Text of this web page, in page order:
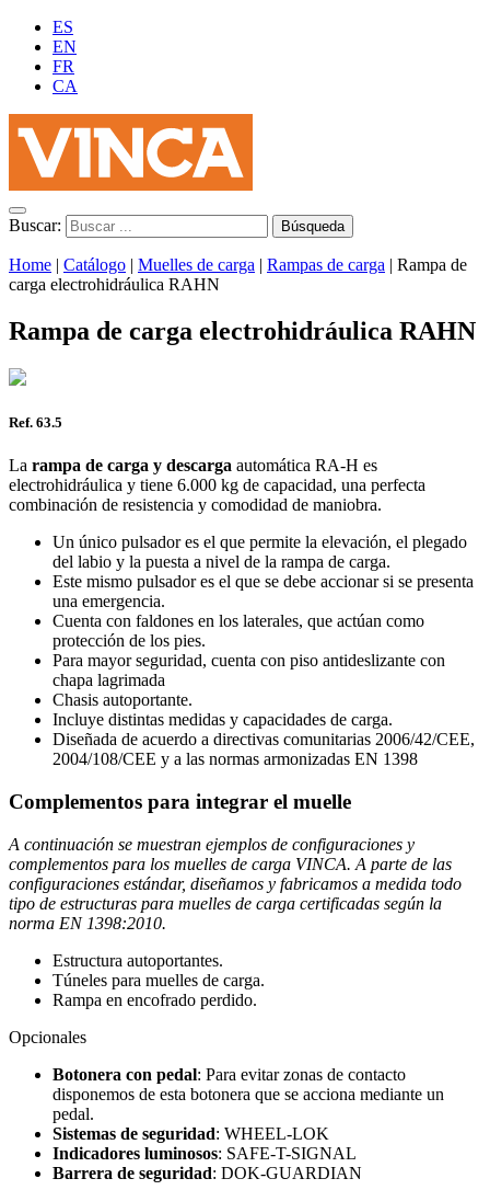
ES
EN
FR
CA
Buscar:
Home | Catálogo | Muelles de carga | Rampas de carga | Rampa de
carga electrohidráulica RAHN
Rampa de carga electrohidráulica RAHN
Ref. 63.5
La rampa de carga y descarga automática RA-H es
electrohidráulica y tiene 6.000 kg de capacidad, una perfecta
combinación de resistencia y comodidad de maniobra.
Un único pulsador es el que permite la elevación, el plegado
del labio y la puesta a nivel de la rampa de carga.
Este mismo pulsador es el que se debe accionar si se presenta
una emergencia.
Cuenta con faldones en los laterales, que actúan como
protección de los pies.
Para mayor seguridad, cuenta con piso antideslizante con
chapa lagrimada
Chasis autoportante.
Incluye distintas medidas y capacidades de carga.
Diseñada de acuerdo a directivas comunitarias 2006/42/CEE,
2004/108/CEE y a las normas armonizadas EN 1398
Complementos para integrar el muelle
A continuación se muestran ejemplos de configuraciones y
complementos para los muelles de carga VINCA. A parte de las
configuraciones estándar, diseñamos y fabricamos a medida todo
tipo de estructuras para muelles de carga certificadas según la
norma EN 1398:2010.
Estructura autoportantes.
Túneles para muelles de carga.
Rampa en encofrado perdido.
Opcionales
Botonera con pedal: Para evitar zonas de contacto
disponemos de esta botonera que se acciona mediante un
pedal.
Sistemas de seguridad: WHEEL-LOK
Indicadores luminosos: SAFE-T-SIGNAL
Barrera de seguridad: DOK-GUARDIAN